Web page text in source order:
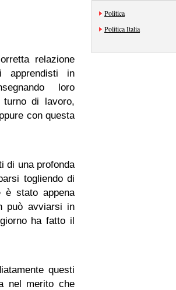
relazione
apprendisti in
loro
di lavoro,
con questa
di una profonda
togliendo di
è stato appena
può avviarsi in
ha fatto il
questi
nel merito che
Politica
Politica Italia